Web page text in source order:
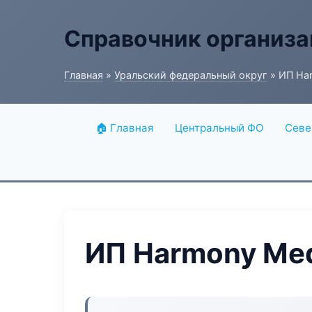
Справочник
Главная » Уральский федеральный округ » ИП
🏠 Главная Центральный ФО
ИП Harmony